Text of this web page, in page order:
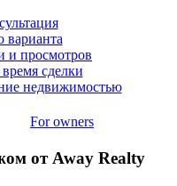
варианта
и просмотров
сделки
недвижимостью
For owners
от Away Realty